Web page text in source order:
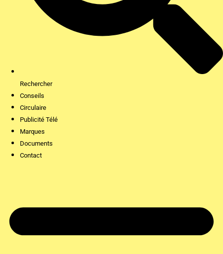
Rechercher
Conseils
Circulaire
Publicité Télé
Marques
Documents
Contact